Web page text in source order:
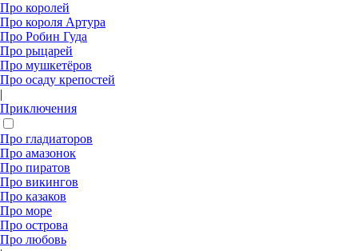
Про королей
Про короля Артура
Про Робин Гуда
Про рыцарей
Про мушкетёров
Про осаду крепостей
|
Приключения
Про гладиаторов
Про амазонок
Про пиратов
Про викингов
Про казаков
Про море
Про острова
Про любовь